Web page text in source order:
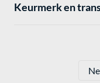
Keurmerk en